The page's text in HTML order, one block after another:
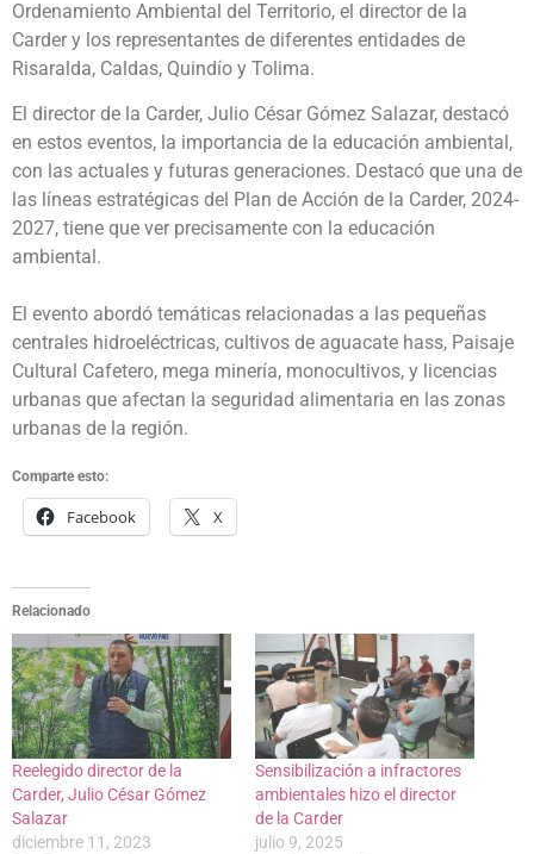
Ordenamiento Ambiental del Territorio, el director de la
Carder y los representantes de diferentes entidades de
Risaralda, Caldas, Quindío y Tolima.
El director de la Carder, Julio César Gómez Salazar, destacó
en estos eventos, la importancia de la educación ambiental,
con las actuales y futuras generaciones. Destacó que una de
las líneas estratégicas del Plan de Acción de la Carder, 2024-
2027, tiene que ver precisamente con la educación
ambiental.
El evento abordó temáticas relacionadas a las pequeñas
centrales hidroeléctricas, cultivos de aguacate hass, Paisaje
Cultural Cafetero, mega minería, monocultivos, y licencias
urbanas que afectan la seguridad alimentaria en las zonas
urbanas de la región.
Comparte esto:
Facebook X
Relacionado
Reelegido director de la
Carder, Julio César Gómez
Salazar
diciembre 11, 2023
Sensibilización a infractores
ambientales hizo el director
de la Carder
julio 9, 2025